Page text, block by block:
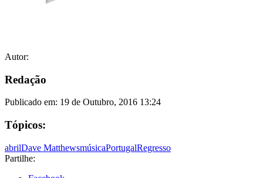
Autor:
Redação
Publicado em: 19 de Outubro, 2016 13:24
Tópicos:
abrilDave MatthewsmúsicaPortugalRegresso
Partilhe: